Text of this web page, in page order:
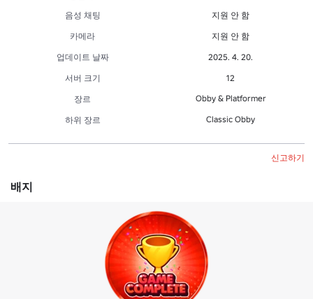
음성 채팅
지원 안 함
카메라
지원 안 함
업데이트 날짜
2025. 4. 20.
서버 크기
12
장르
Obby & Platformer
하위 장르 Classic Obby
신고하기
배지